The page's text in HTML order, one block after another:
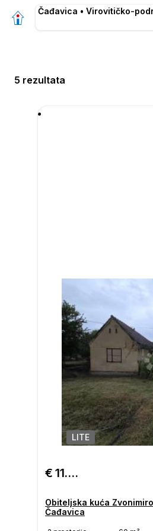
Čađavica • Virovitičko-
5 rezultata
LITE
€ 11.900
Obiteljska kuća
Čađavica